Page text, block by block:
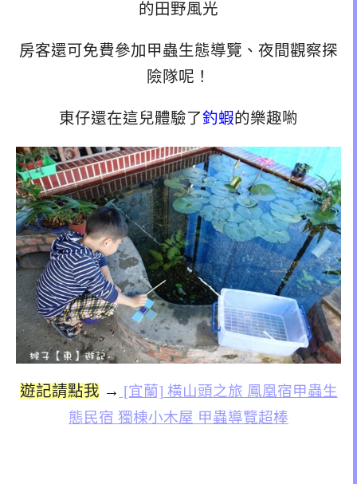
的田野風光
房客還可免費參加甲蟲生態導覽、夜間觀察探
險隊呢！
東仔還在這兒體驗了釣蝦的樂趣喲
遊記請點我 → [宜蘭] 橫山頭之旅 鳳凰宿甲蟲生
態民宿 獨棟小木屋 甲蟲導覽超棒